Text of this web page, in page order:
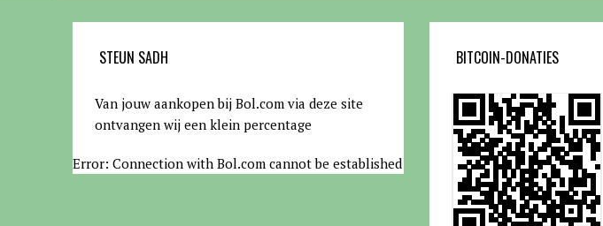
STEUN SADH
Van jouw aankopen bij Bol.com via deze site
ontvangen wij een klein percentage
Error: Connection with Bol.com cannot be established
BITCOIN-DONATIES